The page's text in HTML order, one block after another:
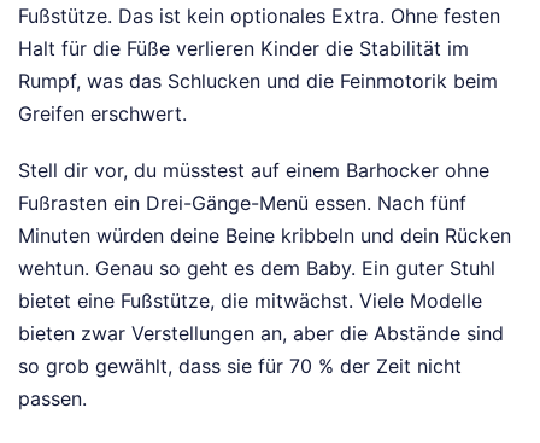
Fußstütze. Das ist kein optionales Extra. Ohne festen
Halt für die Füße verlieren Kinder die Stabilität im
Rumpf, was das Schlucken und die Feinmotorik beim
Greifen erschwert.
Stell dir vor, du müsstest auf einem Barhocker ohne
Fußrasten ein Drei-Gänge-Menü essen. Nach fünf
Minuten würden deine Beine kribbeln und dein Rücken
wehtun. Genau so geht es dem Baby. Ein guter Stuhl
bietet eine Fußstütze, die mitwächst. Viele Modelle
bieten zwar Verstellungen an, aber die Abstände sind
so grob gewählt, dass sie für 70 % der Zeit nicht
passen.